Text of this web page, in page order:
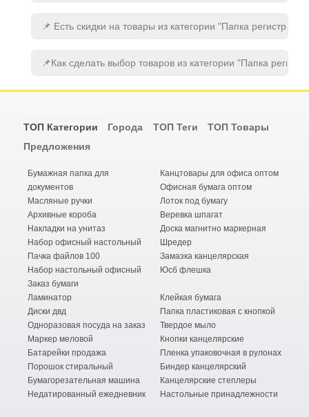
📌 Есть скидки на товары из категории "Папка
📌Как сделать выбор товаров из категории "Папка
ТОП Категории Города ТОП Теги
ТОП Товары
Предложения
Бумажная папка для
документов
Масляные ручки
Архивные короба
Накладки на унитаз
Набор офисный настольный
Пачка файлов 100
Набор настольный офисный
Заказ бумаги
Канцтовары для офиса оптом
Офисная бумага оптом
Лоток под бумагу
Веревка шпагат
Доска магнитно маркерная
Шредер
Замазка канцелярская
Юсб флешка
Ламинатор
Диски двд
Одноразовая посуда на заказ
Маркер меловой
Батарейки продажа
Порошок стиральный
Бумагорезательная машина
Недатированный ежедневник
Клейкая бумага
Папка пластиковая с кнопкой
Твердое мыло
Кнопки канцелярские
Пленка упаковочная в рулонах
Биндер канцелярский
Канцелярские степлеры
Настольные принадлежности